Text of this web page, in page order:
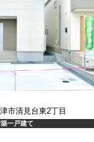
市清見台東2丁目
一戸建て